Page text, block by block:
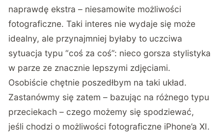
naprawdę ekstra – niesamowite możliwości
fotograficzne. Taki interes nie wydaje się może
idealny, ale przynajmniej byłaby to uczciwa
sytuacja typu “coś za coś”: nieco gorsza stylistyka
w parze ze znacznie lepszymi zdjęciami.
Osobiście chętnie poszedłbym na taki układ.
Zastanówmy się zatem – bazując na różnego typu
przeciekach – czego możemy się spodziewać,
jeśli chodzi o możliwości fotograficzne iPhone’a XI.